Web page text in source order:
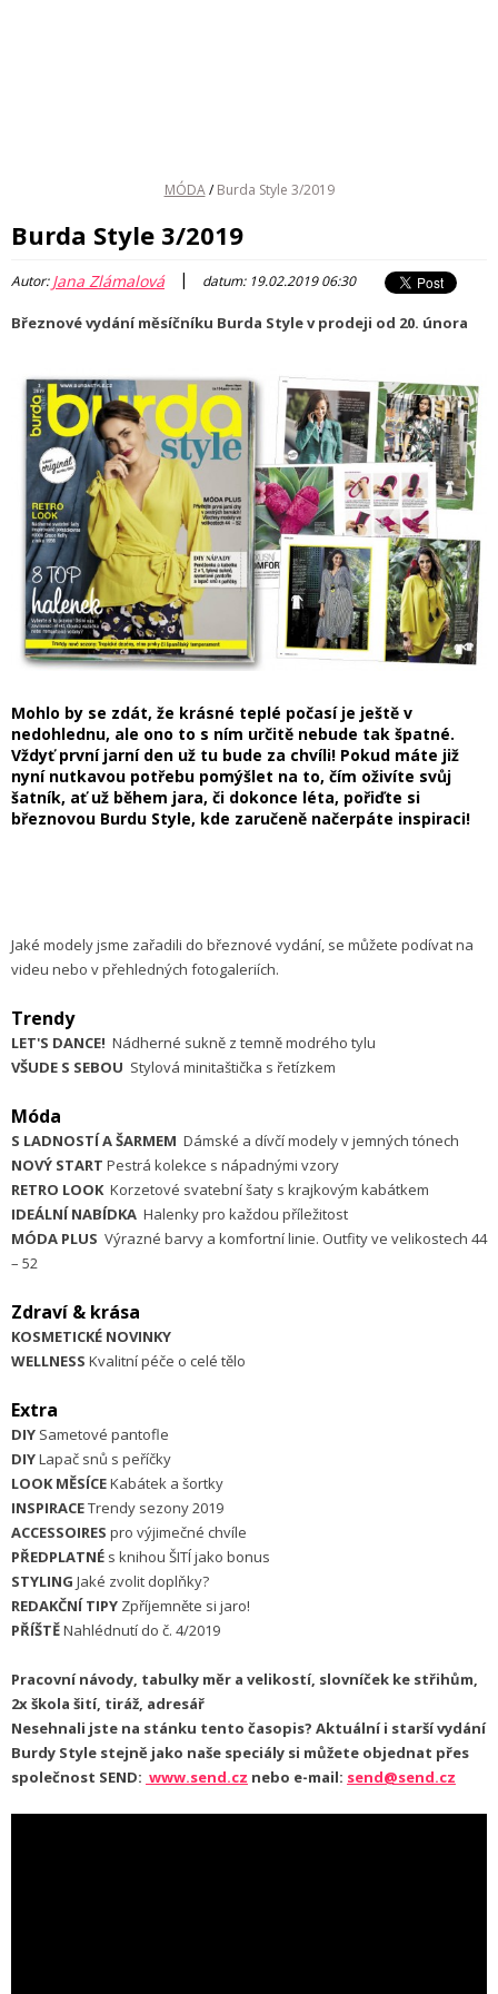
MÓDA / Burda Style 3/2019
Burda Style 3/2019
Autor:Jana Zlámalová | datum: 19.02.2019 06:30
Březnové vydání měsíčníku Burda Style v prodeji od 20. února
Mohlo by se zdát, že krásné teplé počasí je ještě v
nedohlednu, ale ono to s ním určitě nebude tak špatné.
Vždyť první jarní den už tu bude za chvíli! Pokud máte již
nyní nutkavou potřebu pomýšlet na to, čím oživíte svůj
šatník, ať už během jara, či dokonce léta, pořiďte si
březnovou Burdu Style, kde zaručeně načerpáte inspiraci!
Jaké modely jsme zařadili do březnové vydání, se můžete podívat na
videu nebo v přehledných fotogaleriích.
Trendy
LET'S DANCE! Nádherné sukně z temně modrého tylu
VŠUDE S SEBOU Stylová minitaštička s řetízkem
Móda
S LADNOSTÍ A ŠARMEM Dámské a dívčí modely v jemných tónech
NOVÝ START Pestrá kolekce s nápadnými vzory
RETRO LOOK Korzetové svatební šaty s krajkovým kabátkem
IDEÁLNÍ NABÍDKA Halenky pro každou příležitost
MÓDA PLUS Výrazné barvy a komfortní linie. Outfity ve velikostech 44
– 52
Zdraví & krása
KOSMETICKÉ NOVINKY
WELLNESS Kvalitní péče o celé tělo
Extra
DIY Sametové pantofle
DIYLapač snů s peříčky
LOOK MĚSÍCEKabátek a šortky
INSPIRACETrendy sezony 2019
ACCESSOIRES pro výjimečné chvíle
PŘEDPLATNÉ s knihou ŠITÍ jako bonus
STYLING Jaké zvolit doplňky?
REDAKČNÍ TIPY Zpříjemněte si jaro!
PŘÍŠTĚNahlédnutí do č. 4/2019
Pracovní návody, tabulky měr a velikostí, slovníček ke střihům,
2x škola šití, tiráž, adresář
Nesehnali jste na stánku tento časopis? Aktuální i starší vydání
Burdy Style stejně jako naše speciály si můžete objednat přes
společnost SEND: www.send.cz nebo e-mail: send@send.cz